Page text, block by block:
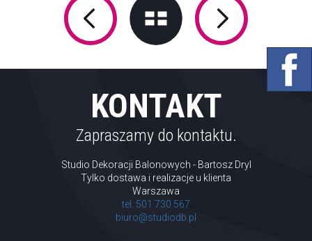
KONTAKT
Zapraszamy do kontaktu.
Studio Dekoracji Balonowych - Bartosz Dryl
Tylko dostawa i realizacje u klienta
Warszawa
tel. 501 730 567
biuro@studiodb.pl